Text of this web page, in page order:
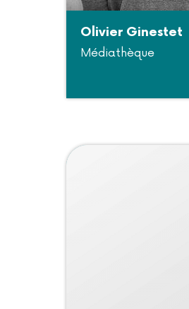
Olivier Ginestet
Médiathèque
Plus d'informations sur